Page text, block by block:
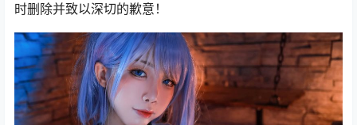
时删除并致以深切的歉意！